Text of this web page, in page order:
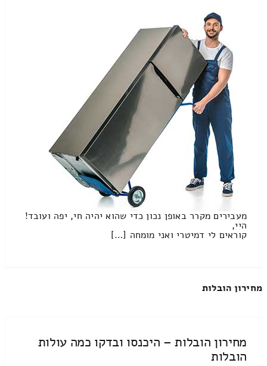
מעבירים מקרר באופן נכון כדי שהוא יהיה חי, יפה ועובד!
היי,
קוראים לי דמיטרי ואני מומחה […]
מחירון הובלות
מחירון הובלות – היכנסו ובדקו כמה עולות
הובלות